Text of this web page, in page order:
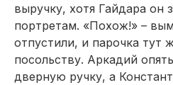
выручку, хотя Гайдара он
портретам. «Похож!» –
отпустили, и парочка тут
посольству. Аркадий
дверную ручку, а